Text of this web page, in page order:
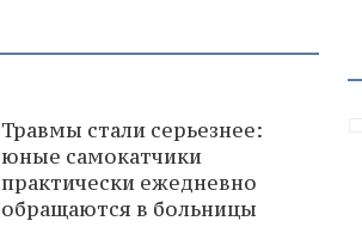
Травмы стали серьезнее:
юные самокатчики
практически ежедневно
обращаются в больницы